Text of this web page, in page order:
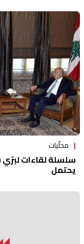
محلّيات
سلسلة لقاءات لبرّي
يحتمل